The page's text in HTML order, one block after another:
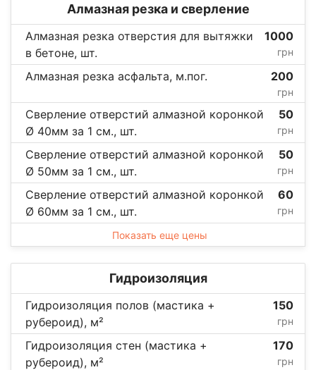
Алмазная резка и сверление
Алмазная резка отверстия для вытяжки
в бетоне, шт.
1000
грн
Алмазная резка асфальта, м.пог. 200
грн
Сверление отверстий алмазной коронкой
Ø 40мм за 1 см., шт.
50
грн
Сверление отверстий алмазной коронкой
Ø 50мм за 1 см., шт.
50
грн
Сверление отверстий алмазной коронкой
Ø 60мм за 1 см., шт.
60
грн
Показать еще цены
Гидроизоляция
Гидроизоляция полов (мастика +
рубероид), м²
150
грн
Гидроизоляция стен (мастика +
рубероид), м²
170
грн